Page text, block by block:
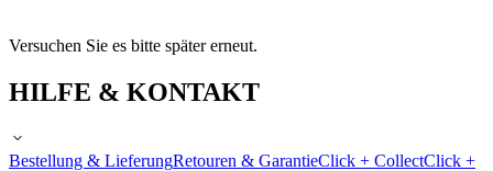
Versuchen Sie es bitte später erneut.
HILFE & KONTAKT
Bestellung & LieferungRetouren & GarantieClick + CollectClick +